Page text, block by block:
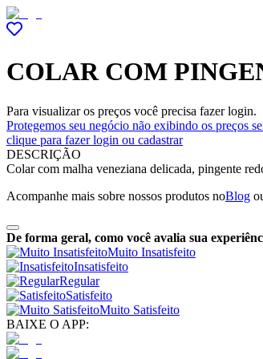
COLAR COM
Para visualizar os preços você precisa fazer login.
Protegemos seu negócio não exibindo os preços
clique para fazer login ou cadastrar
DESCRIÇÃO
Colar com malha veneziana delicada, pingente
Acompanhe mais sobre nossos produtos noBlog
De forma geral, como você avalia sua
Muito Insatisfeito
Insatisfeito
Regular
Satisfeito
Muito Satisfeito
BAIXE O APP: